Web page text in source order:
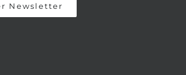
Newsletter